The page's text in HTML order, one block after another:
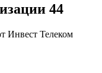
44